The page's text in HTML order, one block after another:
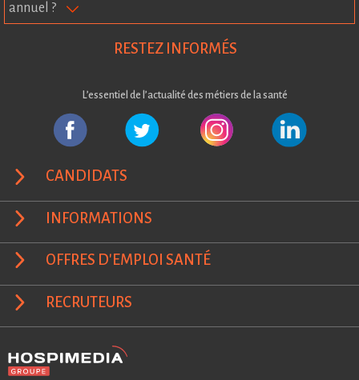
annuel ?
RESTEZ INFORMÉS
L’essentiel de l’actualité des métiers de la santé
CANDIDATS
INFORMATIONS
OFFRES D'EMPLOI SANTÉ
RECRUTEURS